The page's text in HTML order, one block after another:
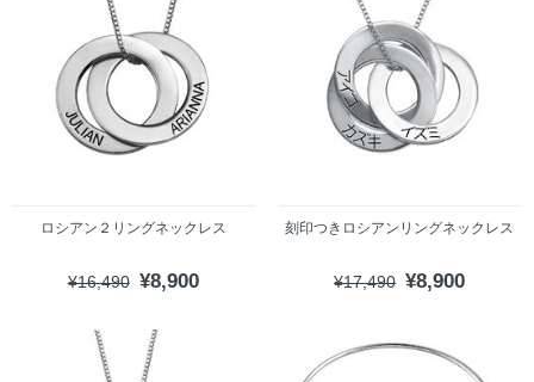
ロシアン２リングネックレス
¥16,490 ¥8,900
刻印つきロシアンリングネックレス
¥17,490 ¥8,900